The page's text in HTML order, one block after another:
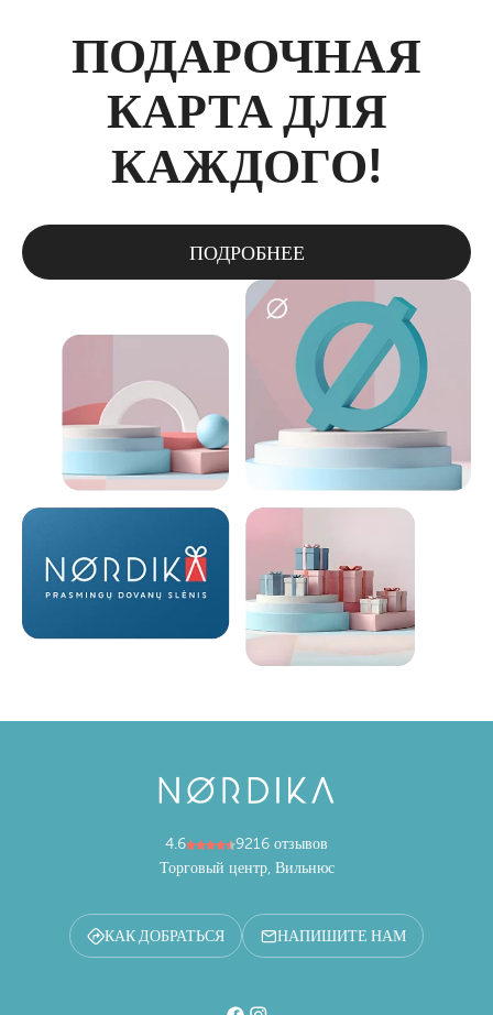
ПОДАРОЧНАЯ
КАРТА ДЛЯ
КАЖДОГО!
ПОДРОБНЕЕ
4.6
9216 отзывов
Торговый центр, Вильнюс
КАК ДОБРАТЬСЯ НАПИШИТЕ НАМ